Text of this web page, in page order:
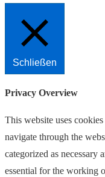
Schließen
Privacy Overview
This website uses
navigate through the
categorized as necessary
essential for the working